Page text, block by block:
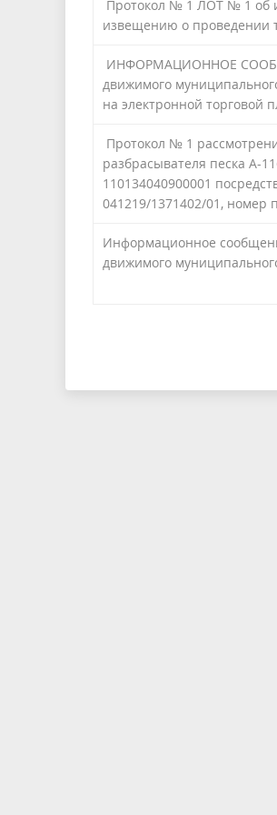
Протокол № 1 ЛОТ № 1 об
извещению о проведении
ИНФОРМАЦИОННОЕ
движимого
на электронной торговой
Протокол № 1
разбрасывателя песка А-
110134040900001
041219/1371402/01, номер
Информационное
движимого